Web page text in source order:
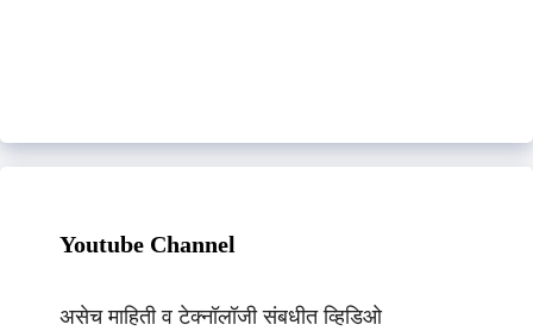
Youtube Channel
असेच माहिती व टेक्नॉलॉजी संबधीत व्हिडिओ